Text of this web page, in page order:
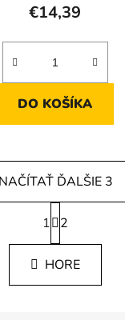
€14,39
DO KOŠÍKA
O
v
l
á
NAČÍTAŤ ĎALŠIE 3
S
t
r
n
k
1 2
HORE